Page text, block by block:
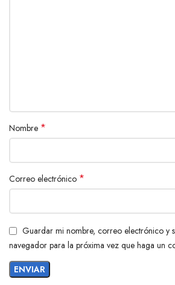
Nombre *
Correo electrónico *
Guardar mi nombre, correo electrónico y
navegador para la próxima vez que haga un